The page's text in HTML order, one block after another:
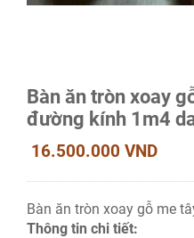
Bàn ăn tròn xoay
đường kính 1m4
16.500.000 VND
Bàn ăn tròn xoay gỗ me
Thông tin chi tiết: